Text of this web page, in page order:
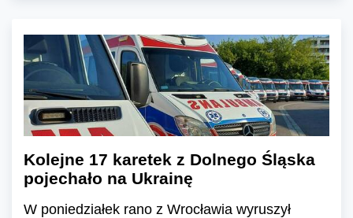
Kolejne 17 karetek z Dolnego Śląska
pojechało na Ukrainę
W poniedziałek rano z Wrocławia wyruszył